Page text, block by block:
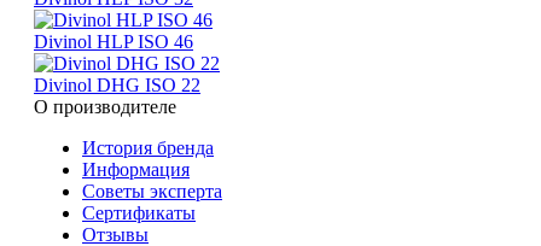
Divinol HLP ISO 46
Divinol DHG ISO 22
О производителе
История бренда
Информация
Советы эксперта
Сертификаты
Отзывы